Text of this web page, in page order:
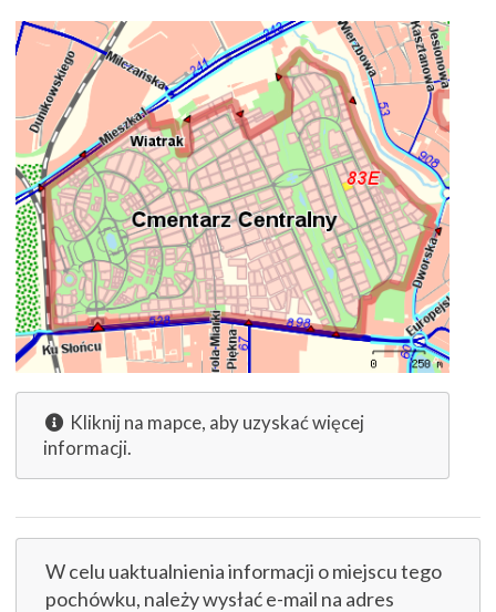
Kliknij na mapce, aby uzyskać więcej
informacji.
W celu uaktualnienia informacji o miejscu tego
pochówku, należy wysłać e-mail na adres